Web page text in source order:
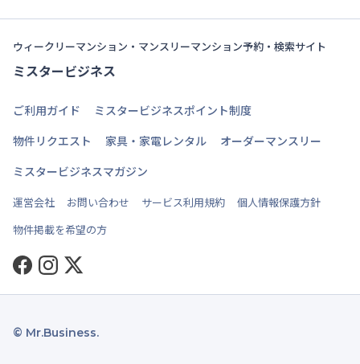
ウィークリーマンション・マンスリーマンション予約・検索サイト
ミスタービジネス
ご利用ガイド
ミスタービジネスポイント制度
物件リクエスト
家具・家電レンタル
オーダーマンスリー
ミスタービジネスマガジン
運営会社 お問い合わせ サービス利用規約
個人情報保護方針
物件掲載を希望の方
Facebook
Instagram
Twitter
© Mr.Business.